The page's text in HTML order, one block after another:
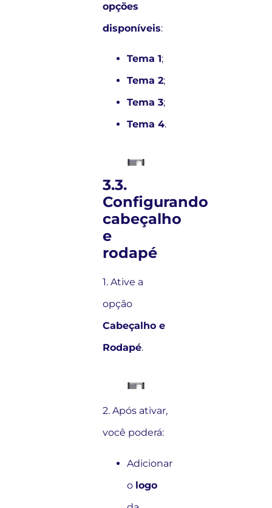
opções
disponíveis:
Tema 1;
Tema 2;
Tema 3;
Tema 4.
3.3.
Configurando
cabeçalho
e
rodapé
1. Ative a
opção
Cabeçalho e
Rodapé.
2. Após ativar,
você poderá:
Adicionar
o logo